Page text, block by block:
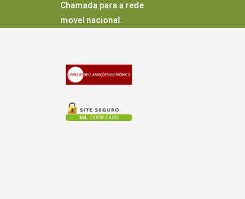
Chamada para a rede
movel nacional.